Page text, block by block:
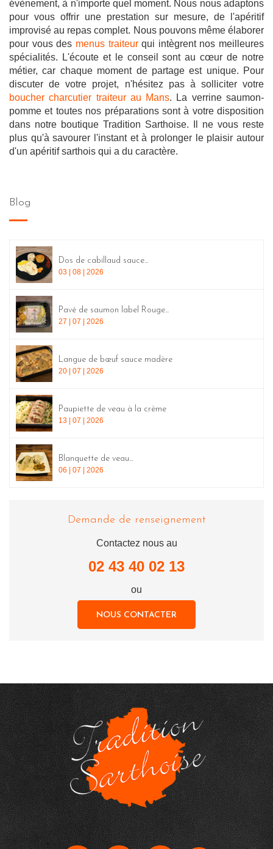
évènement, à n'importe quel moment. Nous nous adaptons
pour vous offrir une prestation sur mesure, de l'apéritif
improvisé au repas complet. Nous pouvons même élaborer
pour vous des menus traiteurqui intègrent nos meilleures
spécialités. L'écoute et le conseil sont au cœur de notre
métier, car chaque moment de partage est unique. Pour
discuter de votre projet, n'hésitez pas à solliciter votre
boucher charcutier traiteur au Mans. La verrine saumon-
pomme et toutes nos préparations sont à votre disposition
dans notre boutique Tradition Sarthoise. Il ne vous reste
plus qu'à savourer l'instant et à prolonger le plaisir autour
d'un apéritif sarthois qui a du caractère.
Blog
Dos de cabillaud sauce...
03 | 08 | 2026
Pavé de saumon label Rouge...
27 | 07 | 2026
Langue de bœuf sauce madère
20 | 07 | 2026
Paupiette de veau à la crème
13 | 07 | 2026
Blanquette de veau...
06 | 07 | 2026
Demande de renseignement
Contactez nous au
02 43 40 02 13
ou
NOUS CONTACTER